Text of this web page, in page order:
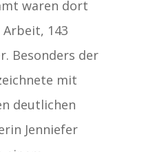
waren dort
Arbeit, 143
Besonders der
mit
deutlichen
Jenniefer